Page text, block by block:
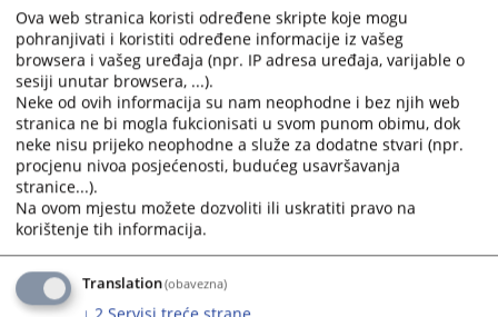
Za rad sudske policije Republike Srpske odgovoran je
predsjednik Vrhovnog suda, kojem u radu pomaže
Direktor Sudske policijei dva inspektora sa sjedištem u
Vrhovnom sudu.
Odjeljenjima sudske policije rukovode komandiri
odjeljenja i zamjenici komandira, a u odjeljenju sudske
policije Banja Luka zbog većeg broja sudskih policajaca
(7 detašmana) i većeg obima posla postavljen je
pomoćnik komandira. Sudska policija je moderno
opremljena specijalnim, putničkim i terenskim vozilima,
pištoljima, dugim cijevima, pancir prslucima,
interventnim uniformama, palicama, lisicama i drugom
Ova web stranica koristi određene skripte koje mogu
pohranjivati i koristiti određene informacije iz vašeg
browsera i vašeg uređaja (npr. IP adresa uređaja, varijable o
sesiji unutar browsera, ...).
Neke od ovih informacija su nam neophodne i bez njih web
stranica ne bi mogla fukcionisati u svom punom obimu, dok
neke nisu prijeko neophodne a služe za dodatne stvari (npr.
procjenu nivoa posjećenosti, budućeg usavršavanja
stranice...).
Na ovom mjestu možete dozvoliti ili uskratiti pravo na
korištenje tih informacija.
Translation(obavezna)